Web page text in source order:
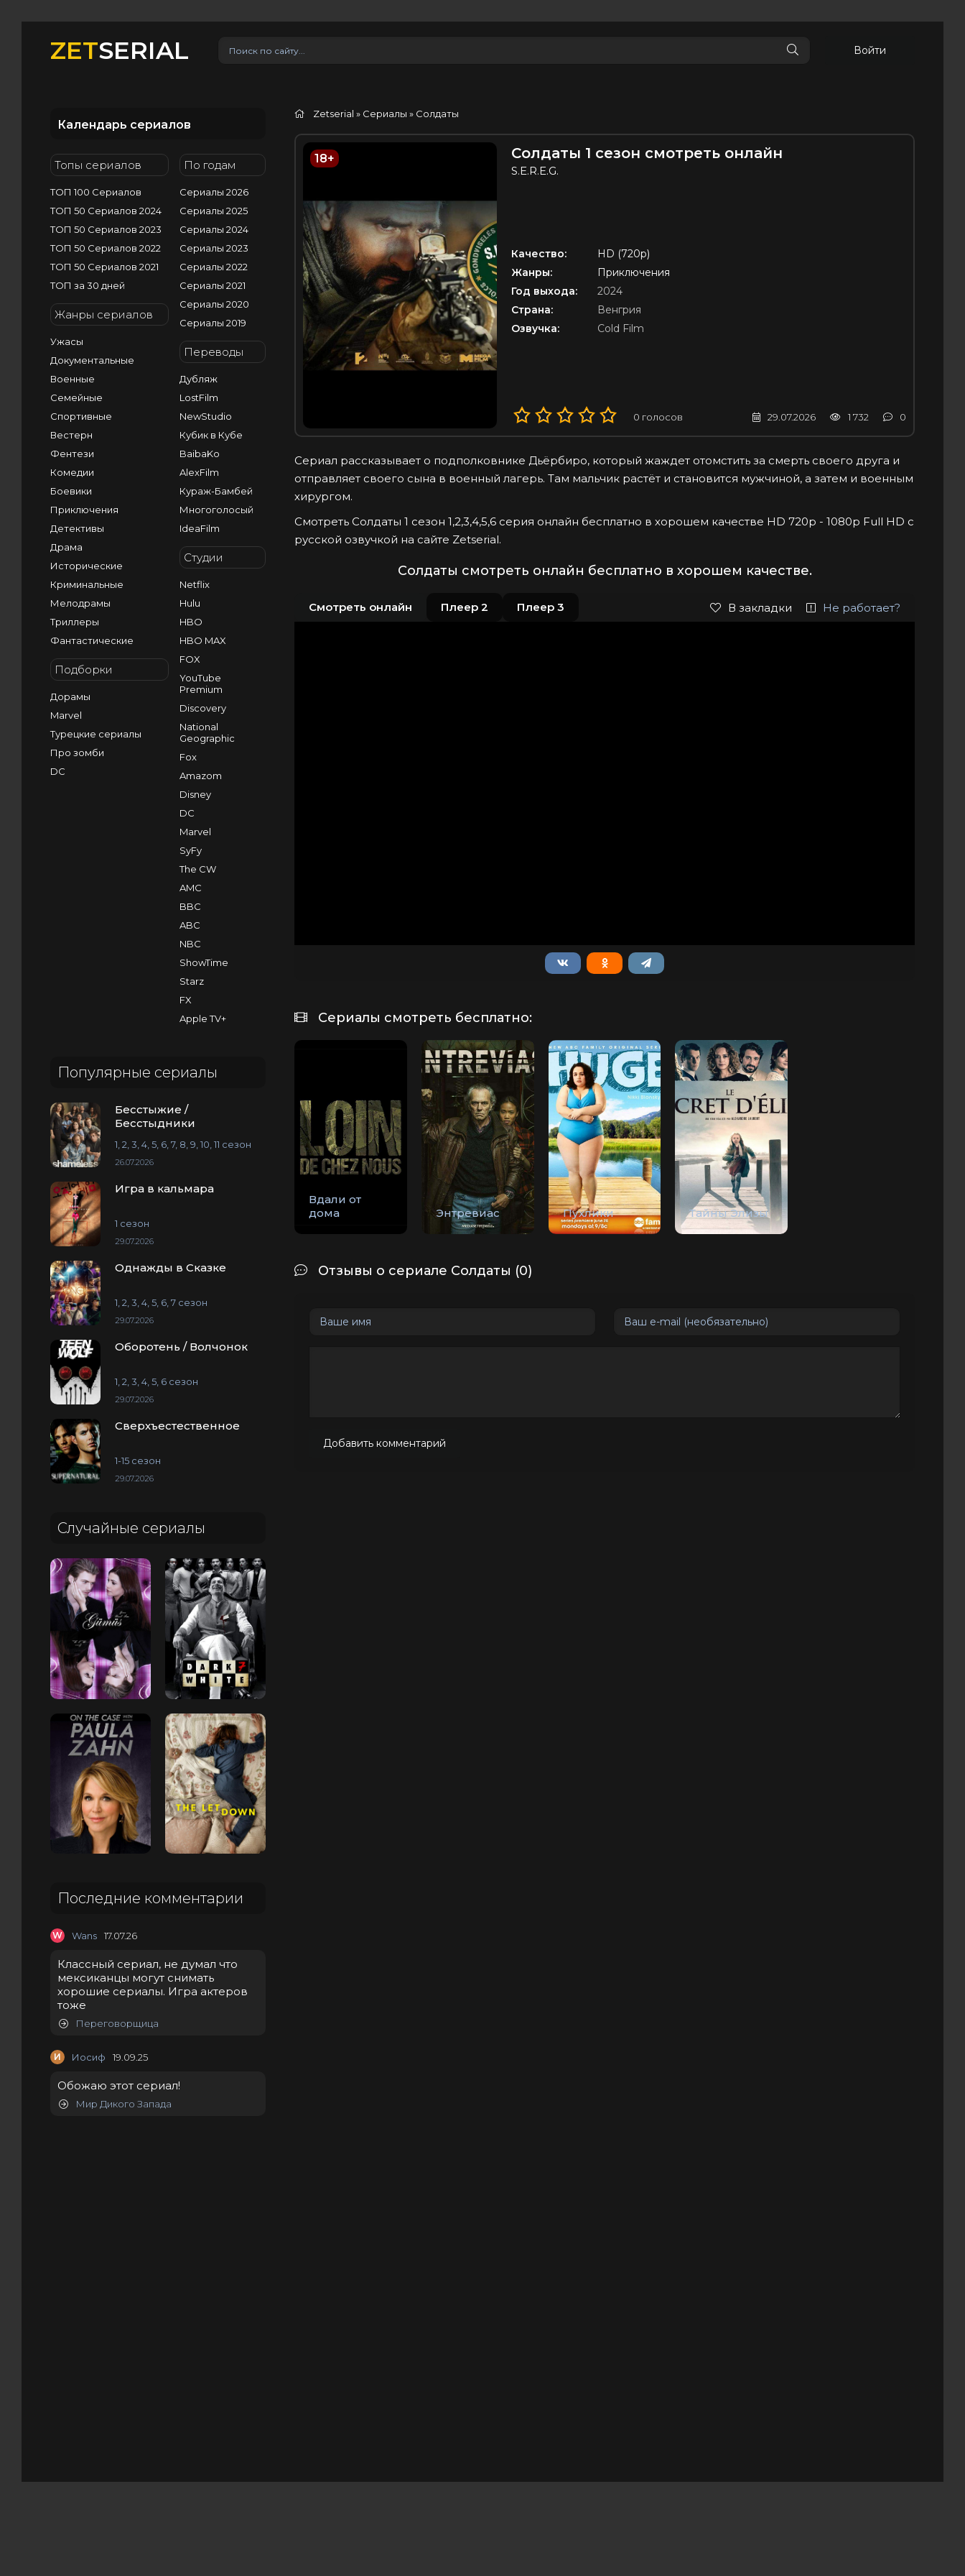
ZETSERIAL Войти
Календарь сериалов
Топы сериалов
ТОП 100 Сериалов
ТОП 50 Сериалов 2024
ТОП 50 Сериалов 2023
ТОП 50 Сериалов 2022
ТОП 50 Сериалов 2021
ТОП за 30 дней
Жанры сериалов
Ужасы
Документальные
Военные
Семейные
Спортивные
Вестерн
Фентези
Комедии
Боевики
Приключения
Детективы
Драма
Исторические
Криминальные
Мелодрамы
Триллеры
Фантастические
Подборки
Дорамы
Marvel
Турецкие сериалы
Про зомби
DC
По годам
Сериалы 2026
Сериалы 2025
Сериалы 2024
Сериалы 2023
Сериалы 2022
Сериалы 2021
Сериалы 2020
Сериалы 2019
Переводы
Дубляж
LostFilm
NewStudio
Кубик в Кубе
BaibaKo
AlexFilm
Кураж-Бамбей
Многоголосый
IdeaFilm
Студии
Netflix
Hulu
HBO
HBO MAX
FOX
YouTube
Premium
Discovery
National
Geographic
Fox
Amazom
Disney
DC
Marvel
SyFy
The CW
AMC
BBC
ABC
NBC
ShowTime
Starz
FX
Apple TV+
Популярные сериалы
Бесстыжие /
Бесстыдники
1, 2, 3, 4, 5, 6, 7, 8, 9, 10, 11 сезон
26.07.2026
Игра в кальмара
1 сезон
29.07.2026
Однажды в Сказке
1, 2, 3, 4, 5, 6, 7 сезон
29.07.2026
Оборотень / Волчонок
1, 2, 3, 4, 5, 6 сезон
29.07.2026
Сверхъестественное
1-15 сезон
29.07.2026
Случайные сериалы
Последние комментарии
W Wans 17.07.26
Классный сериал, не думал что
мексиканцы могут снимать
хорошие сериалы. Игра актеров
тоже
Переговорщица
И Иосиф 19.09.25
Обожаю этот сериал!
Мир Дикого Запада
Zetserial » Сериалы » Солдаты
18+ Солдаты 1 сезон смотреть онлайн
S.E.R.E.G.
Качество:
HD (720p)
Жанры:
Приключения
Год выхода:
2024
Страна:
Венгрия
Озвучка:
Cold Film
0 голосов 29.07.2026 1 732 0
Сериал рассказывает о подполковнике Дьёрбиро, который жаждет отомстить за смерть своего друга и
отправляет своего сына в военный лагерь. Там мальчик растёт и становится мужчиной, а затем и военным
хирургом.
Смотреть Солдаты 1 сезон 1,2,3,4,5,6 серия онлайн бесплатно в хорошем качестве HD 720p - 1080p Full HD с
русской озвучкой на сайте Zetserial.
Солдаты смотреть онлайн бесплатно в хорошем качестве.
Смотреть онлайн Плеер 2 Плеер 3 В закладки Не работает?
Сериалы смотреть бесплатно:
Вдали от
дома
Энтревиас Пухлики Тайны Элизы
Отзывы о сериале Солдаты (0)
Добавить комментарий